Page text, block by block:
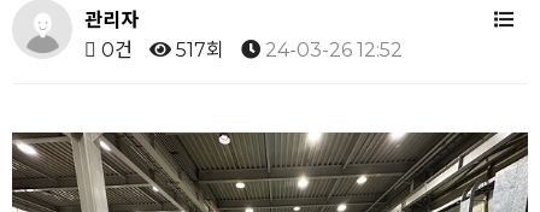
관리자
0건
517회 24-03-26 12:52